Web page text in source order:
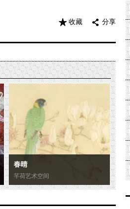
分享
收藏
春晴
芊荷艺术空间